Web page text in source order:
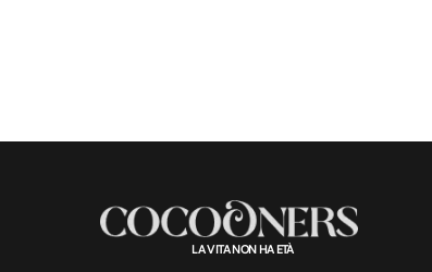
LA VITA NON HA ETÀ